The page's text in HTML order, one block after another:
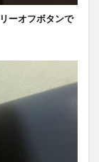
ーオフボタンで